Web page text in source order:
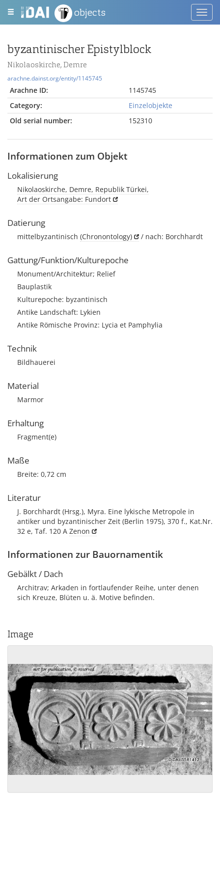
objects
byzantinischer Epistylblock
Nikolaoskirche, Demre
arachne.dainst.org/entity/1145745
Arachne ID:
1145745
Category:
Einzelobjekte
Old serial number:
152310
Informationen zum Objekt
Lokalisierung
Nikolaoskirche, Demre, Republik Türkei,
Art der Ortsangabe: Fundort
Datierung
mittelbyzantinisch (Chronontology) / nach: Borchhardt
Gattung/Funktion/Kulturepoche
Monument/Architektur; Relief
Bauplastik
Kulturepoche: byzantinisch
Antike Landschaft: Lykien
Antike Römische Provinz: Lycia et Pamphylia
Technik
Bildhauerei
Material
Marmor
Erhaltung
Fragment(e)
Maße
Breite: 0,72 cm
Literatur
J. Borchhardt (Hrsg.), Myra. Eine lykische Metropole in
antiker und byzantinischer Zeit (Berlin 1975), 370 f., Kat.Nr.
32 e, Taf. 120 A Zenon
Informationen zur Bauornamentik
Gebälkt / Dach
Architrav; Arkaden in fortlaufender Reihe, unter denen
sich Kreuze, Blüten u. ä. Motive befinden.
Image